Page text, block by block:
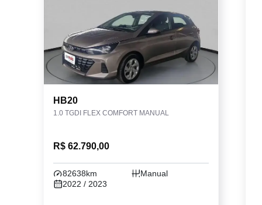
HB20
1.0 TGDI FLEX COMFORT MANUAL
R$ 62.790,00
82638km
Manual
2022 / 2023